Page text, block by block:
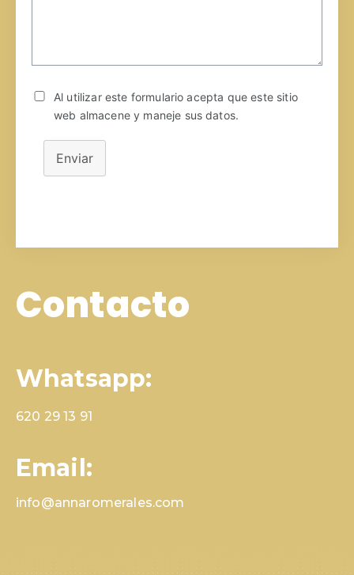
Al utilizar este formulario acepta que este sitio
web almacene y maneje sus datos.
Enviar
Contacto
Whatsapp:
620 29 13 91
Email:
info@annaromerales.com